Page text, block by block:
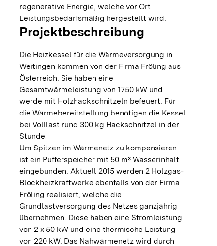
regenerative Energie, welche vor Ort
Leistungsbedarfsmäßig hergestellt wird.
Projektbeschreibung
Die Heizkessel für die Wärmeversorgung in
Weitingen kommen von der Firma Fröling aus
Österreich. Sie haben eine
Gesamtwärmeleistung von 1750 kW und
werde mit Holzhackschnitzeln befeuert. Für
die Wärmebereitstellung benötigen die Kessel
bei Volllast rund 300 kg Hackschnitzel in der
Stunde.
Um Spitzen im Wärmenetz zu kompensieren
ist ein Pufferspeicher mit 50 m³ Wasserinhalt
eingebunden. Aktuell 2015 werden 2 Holzgas-
Blockheizkraftwerke ebenfalls von der Firma
Fröling realisiert, welche die
Grundlastversorgung des Netzes ganzjährig
übernehmen. Diese haben eine Stromleistung
von 2 x 50 kW und eine thermische Leistung
von 220 kW. Das Nahwärmenetz wird durch